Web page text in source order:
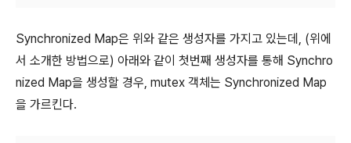
Synchronized Map은 위와 같은 생성자를 가지고 있는데, (위에
서 소개한 방법으로) 아래와 같이 첫번째 생성자를 통해 Synchro
nized Map을 생성할 경우, mutex 객체는 Synchronized Map
을 가르킨다.